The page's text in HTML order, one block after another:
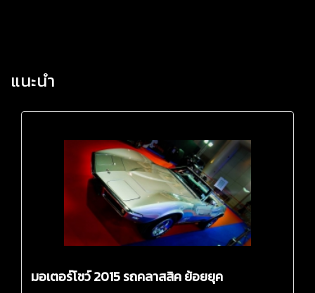
แนะนำ
มอเตอร์โชว์ 2015 รถคลาสสิค ย้อยยุค